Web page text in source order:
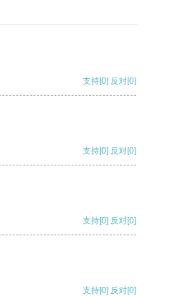
支持[0] 反对[0]
支持[0] 反对[0]
支持[0] 反对[0]
支持[0] 反对[0]